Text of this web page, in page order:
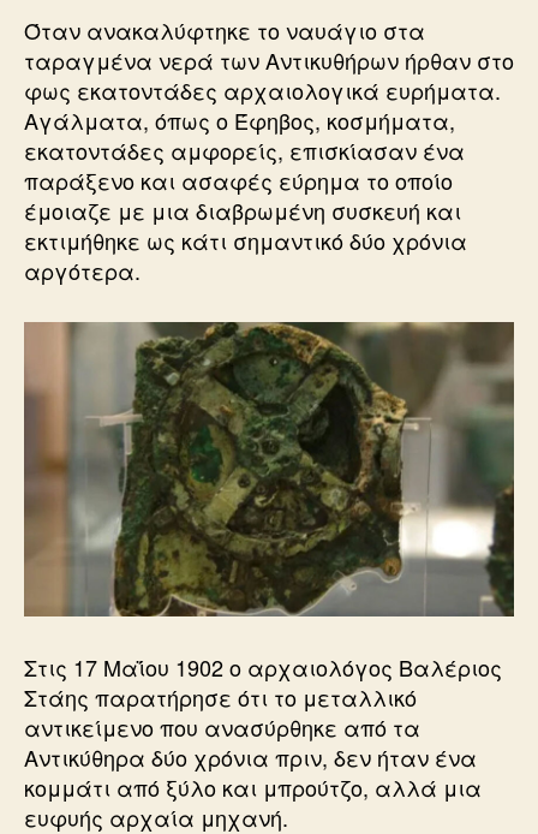
Όταν ανακαλύφτηκε το ναυάγιο στα
ταραγμένα νερά των Αντικυθήρων ήρθαν στο
φως εκατοντάδες αρχαιολογικά ευρήματα.
Αγάλματα, όπως ο Έφηβος, κοσμήματα,
εκατοντάδες αμφορείς, επισκίασαν ένα
παράξενο και ασαφές εύρημα το οποίο
έμοιαζε με μια διαβρωμένη συσκευή και
εκτιμήθηκε ως κάτι σημαντικό δύο χρόνια
αργότερα.
Στις 17 Μαΐου 1902 ο αρχαιολόγος Βαλέριος
Στάης παρατήρησε ότι το μεταλλικό
αντικείμενο που ανασύρθηκε από τα
Αντικύθηρα δύο χρόνια πριν, δεν ήταν ένα
κομμάτι από ξύλο και μπρούτζο, αλλά μια
ευφυής αρχαία μηχανή.